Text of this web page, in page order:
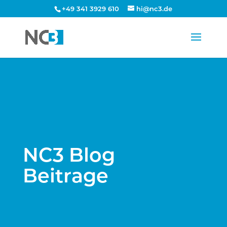
+49 341 3929 610 hi@nc3.de
NC3 Blog
Beitrage